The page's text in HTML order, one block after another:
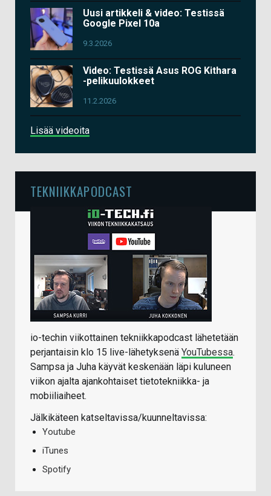
Uusi artikkeli & video: Testissä
Google Pixel 10a
9.3.2026
Video: Testissä Asus ROG Kithara
-pelikuulokkeet
11.2.2026
Lisää videoita
TEKNIIKKAPODCAST
io-techin viikottainen tekniikkapodcast lähetetään
perjantaisin klo 15 live-lähetyksenä YouTubessa.
Sampsa ja Juha käyvät keskenään läpi kuluneen
viikon ajalta ajankohtaiset tietotekniikka- ja
mobiiliaiheet.
Jälkikäteen katseltavissa/kuunneltavissa:
Youtube
iTunes
Spotify